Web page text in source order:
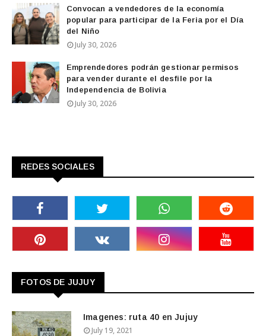
Convocan a vendedores de la economía
popular para participar de la Feria por el Día
del Niño
July 30, 2026
Emprendedores podrán gestionar permisos
para vender durante el desfile por la
Independencia de Bolivia
July 30, 2026
REDES SOCIALES
FOTOS DE JUJUY
Imagenes: ruta 40 en Jujuy
July 19, 2021